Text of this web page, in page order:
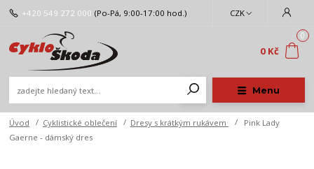
Menu
CZK
+420 549 272 000 (Po-Pá, 9:00-17:00 hod.)
0
0 Kč
Úvod Cyklistické oblečení Dresy s krátkým rukávem
Pink Lady
Gaerne - dámský dres